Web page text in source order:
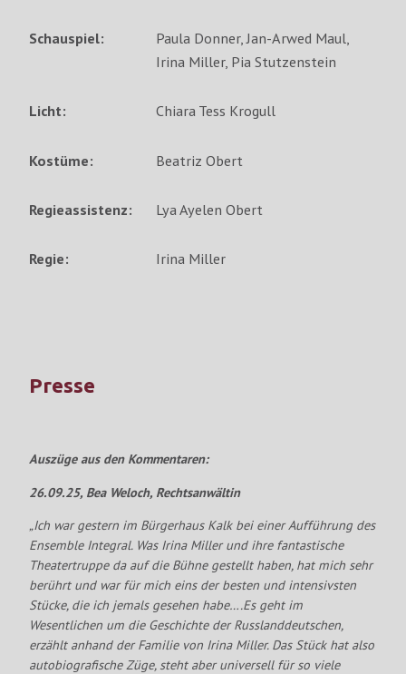
Schauspiel: Paula Donner,Jan-Arwed Maul,
Irina Miller, Pia Stutzenstein
Licht: Chiara Tess Krogull
Kostüme: Beatriz Obert
Regieassistenz: Lya Ayelen Obert
Regie: Irina Miller
Presse
Auszüge aus den Kommentaren:
26.09.25, Bea Weloch, Rechtsanwältin
„Ich war gestern im Bürgerhaus Kalk bei einer Aufführung des
Ensemble Integral. Was Irina Miller und ihre fantastische
Theatertruppe da auf die Bühne gestellt haben, hat mich sehr
berührt und war für mich eins der besten und intensivsten
Stücke, die ich jemals gesehen habe….Es geht im
Wesentlichen um die Geschichte der Russlanddeutschen,
erzählt anhand der Familie von Irina Miller. Das Stück hat also
autobiografische Züge, steht aber universell für so viele